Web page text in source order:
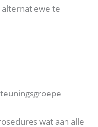
te
wat aan alle